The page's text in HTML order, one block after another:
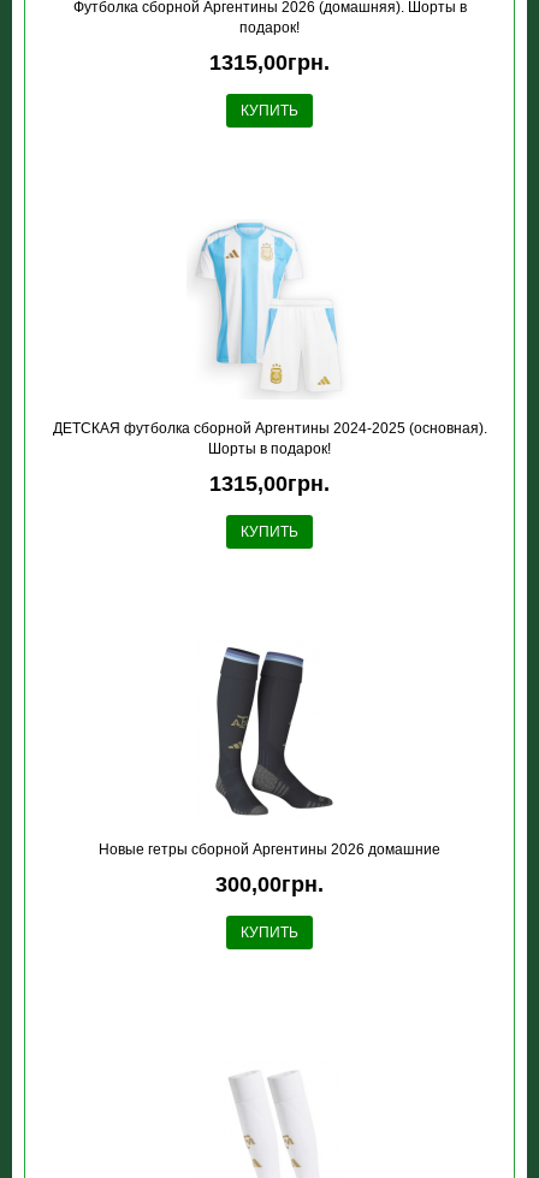
Футболка сборной Аргентины 2026 (домашняя). Шорты в
подарок!
1315,00грн.
КУПИТЬ
ДЕТСКАЯ футболка сборной Аргентины 2024-2025 (основная).
Шорты в подарок!
1315,00грн.
КУПИТЬ
Новые гетры сборной Аргентины 2026 домашние
300,00грн.
КУПИТЬ